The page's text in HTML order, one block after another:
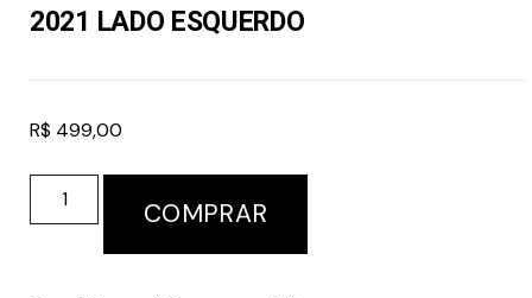
2021 LADO ESQUERDO
R$ 499,00
COMPRAR